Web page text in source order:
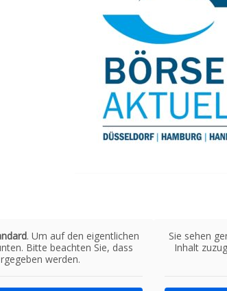
. Um auf den eigentlichen
Bitte beachten Sie, dass
werden.
Sie sehen
Inhalt